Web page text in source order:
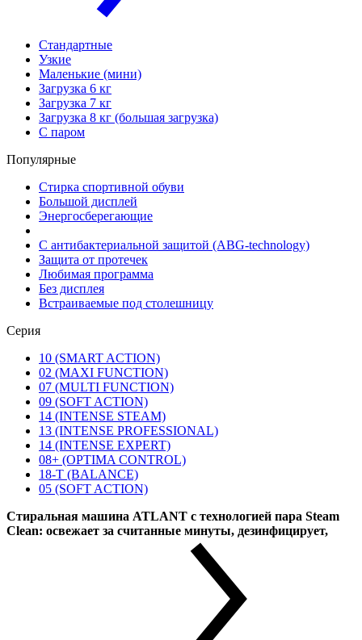
Стандартные
Узкие
Маленькие (мини)
Загрузка 6 кг
Загрузка 7 кг
Загрузка 8 кг (большая загрузка)
С паром
Популярные
Стирка спортивной обуви
Большой дисплей
Энергосберегающие
С антибактериальной защитой (ABG-technology)
Защита от протечек
Любимая программа
Без дисплея
Встраиваемые под столешницу
Серия
10 (SMART ACTION)
02 (MAXI FUNCTION)
07 (MULTI FUNCTION)
09 (SOFT ACTION)
14 (INTENSE STEAM)
13 (INTENSE PROFESSIONAL)
14 (INTENSE EXPERT)
08+ (OPTIMA CONTROL)
18-T (BALANCE)
05 (SOFT ACTION)
Стиральная машина ATLANT с технологией пара Steam
Clean: освежает за считанные минуты, дезинфицирует,